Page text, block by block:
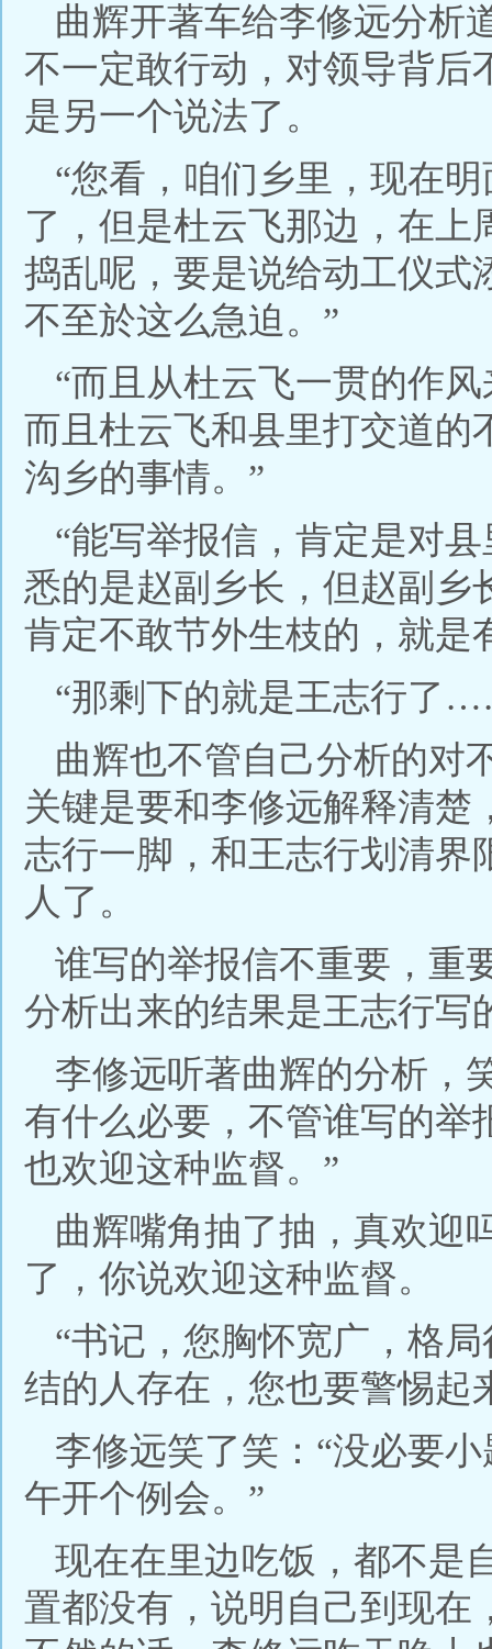
曲辉开著车给李修远分析
不一定敢行动，对领导背后
是另一个说法了。
“您看，咱们乡里，现在
了，但是杜云飞那边，在
捣乱呢，要是说给动工仪式
不至於这么急迫。”
“而且从杜云飞一贯的作
而且杜云飞和县里打交道的
沟乡的事情。”
“能写举报信，肯定是对
悉的是赵副乡长，但赵副乡
肯定不敢节外生枝的，就是
“那剩下的就是王志行了
曲辉也不管自己分析的对
关键是要和李修远解释清楚
志行一脚，和王志行划清界
人了。
谁写的举报信不重要，重
分析出来的结果是王志行写
李修远听著曲辉的分析，
有什么必要，不管谁写的举
也欢迎这种监督。”
曲辉嘴角抽了抽，真欢迎
了，你说欢迎这种监督。
“书记，您胸怀宽广，格
结的人存在，您也要警惕起
李修远笑了笑：“没必要
午开个例会。”
现在在里边吃饭，都不是
置都没有，说明自己到现在